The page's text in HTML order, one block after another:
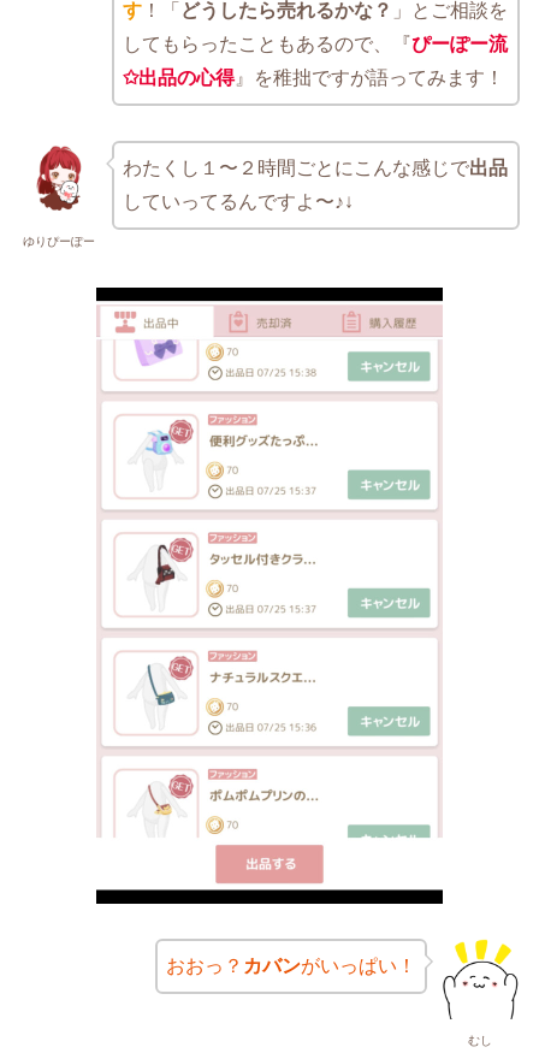
す！「 どうしたら売れるかな？ 」とご相談を
してもらったこともあるので、『ぴーぽー流
✩出品の心得』を稚拙ですが語ってみます！
ゆりぴーぽー
わたくし１〜２時間ごとにこんな感じで出品
していってるんですよ〜♪↓
むし
おおっ？ カバンがいっぱい！